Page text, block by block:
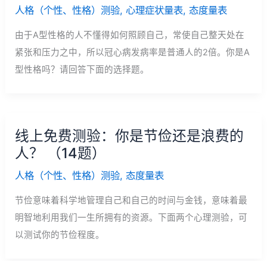
人格（个性、性格）测验,心理症状量表, 态度量表
由于A型性格的人不懂得如何照顾自己，常使自己整天处在
紧张和压力之中，所以冠心病发病率是普通人的2倍。你是A
型性格吗？请回答下面的选择题。
线上免费测验：你是节俭还是浪费的
人？ （14题）
人格（个性、性格）测验, 态度量表
节俭意味着科学地管理自己和自己的时间与金钱，意味着最
明智地利用我们一生所拥有的资源。下面两个心理测验，可
以测试你的节俭程度。